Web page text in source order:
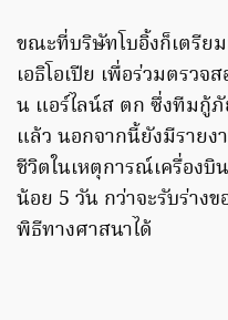
ขณะที่บริษัทโบอิ้งก็เตรีย
เอธิโอเปีย เพื่อร่วมตรวจ
น แอร์ไลน์ส ตก ซึ่งทีมกู้
แล้ว นอกจากนี้ยังมีรายง
ชีวิตในเหตุการณ์เครื่องบิ
น้อย 5 วัน กว่าจะรับร่าง
พิธีทางศาสนาได้